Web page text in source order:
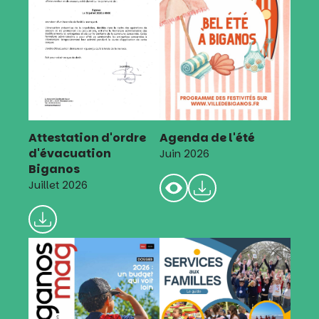
Attestation d'ordre
d'évacuation
Biganos
Juillet 2026
Agenda de l'été
Juin 2026